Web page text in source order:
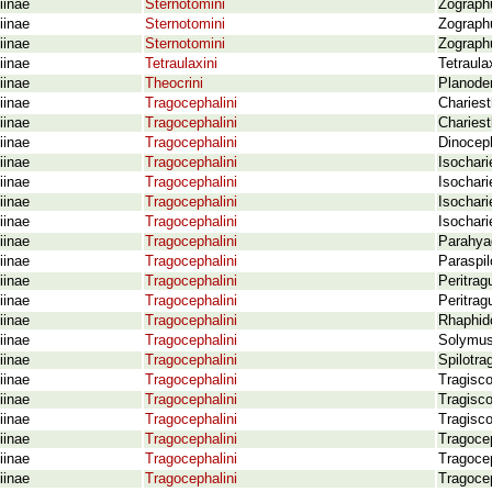
Sternotomini
Sternotomini
Sternotomini
Tetraulaxini
Theocrini
Tragocephalini
Tragocephalini
Tragocephalini
Tragocephalini
Tragocephalini
Tragocephalini
Tragocephalini
Tragocephalini
Tragocephalini
Tragocephalini
Tragocephalini
Tragocephalini
Tragocephalini
Tragocephalini
Tragocephalini
Tragocephalini
Tragocephalini
Tragocephalini
Tragocephalini
Tragocephalini